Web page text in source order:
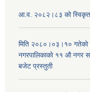
आ.व. २०८२।८३ को स्विकृत
मिति २०८०।०३।१० गतेकाे
नगरपालिकाकाे ११ ‍औ नगर
बजेट प्रस्तुती